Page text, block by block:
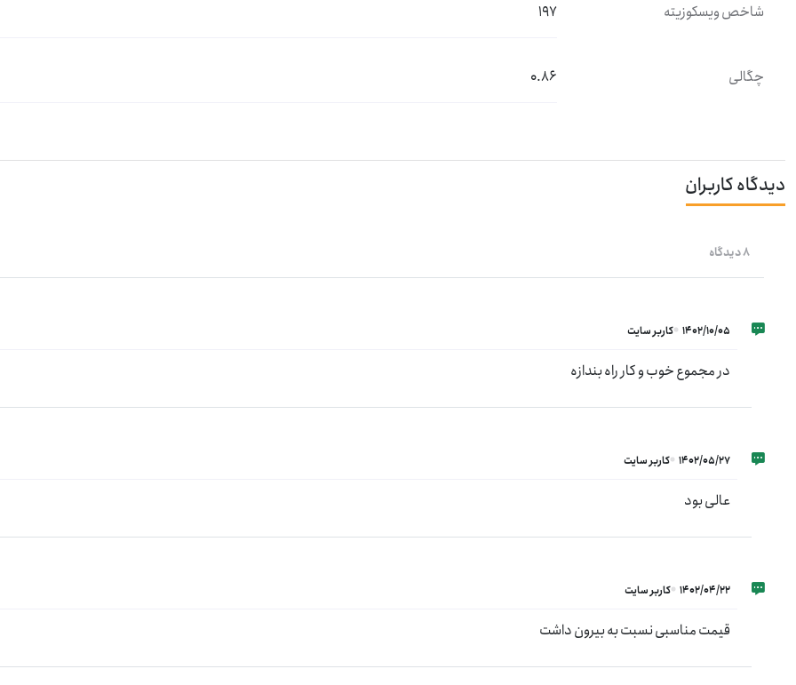
شاخص ویسکوزیته 197
چگالی 0.86
دیدگاه کاربران
8 دیدگاه
1402/10/05 کاربر سایت
در مجموع خوب و کار راه بندازه
1402/05/27 کاربر سایت
عالی بود
1402/04/22 کاربر سایت
قیمت مناسبی نسبت به بیرون داشت